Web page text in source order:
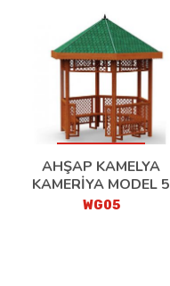
AHŞAP KAMELYA
KAMERİYA MODEL 5
WG05